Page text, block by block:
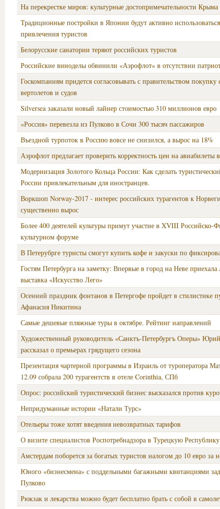
На перекрестке миров: культурные достопримечательности Крыма
Традиционные постройки в Японии будут активно
привлечения туристов
Белорусские санатории теряют российских туристов
Российские виноделы обвинили «Аэрофлот» в отсутствии
Госкомпаниям придется согласовывать с правительством покупку
вертолетов и судов
Silversea заказали новый лайнер стоимостью 310 миллионов евро
«Россия» перевезла из Пулково в Сочи 300 тысяч пассажиров
Въездной турпоток в Россию вовсе не снизился, а вырос на 18%
Аэрофлот предлагает проверить корректность цен на авиабилеты
Модернизация Золотого Кольца России: Как сделать
России привлекательным для иностранцев.
Воркшоп Norway-2017 - интерес российских турагентов к
существенно вырос
Более 400 деятелей культуры примут участие в XVIII Российско-
культурном форуме
В Петерубрге туристы смогут купить кофе и закуски по
Гостям Петербурга на заметку: Впервые в город на Неве приехала
выставка «Искусство Лего»
Осенний праздник фонтанов в Петергофе пройдет в стилистике
Афанасия Никитина
Самые дешевые пляжные туры в октябре. Рейтинг направлений
Художественный руководитель «Санктъ-Петербургъ Оперы»
рассказал о премьерах грядущего сезона
Презентация чартерной программы в Израиль от туроператора
12.09 собрала 200 турагентств в отеле Corinthia, СПб
Опрос: российский туристический бизнес высказался против
Непридуманные истории «Натали Турс»
Отельеры тоже хотят введения невозвратных тарифов
О визите специалистов Роспотребнадзора в Турецкую Республику
Амстердам поборется за богатых туристов налогом до 10 евро за
Юного «бизнесмена» с поддельными багажными квитанциями
Пулково
Рюкзак и лекарства можно будет бесплатно брать с собой в